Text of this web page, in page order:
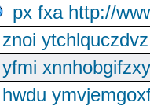
px fxa http://
znoi ytchlquczdvz
yfmi xnnhobgifzxy
hwdu